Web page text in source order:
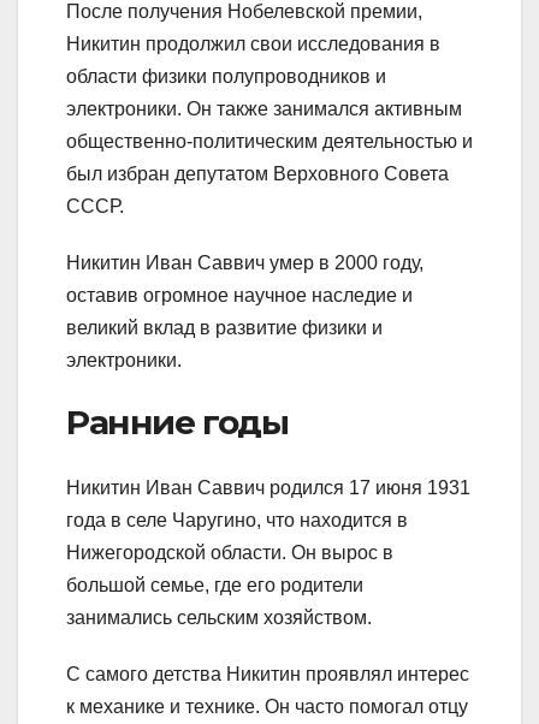
После получения Нобелевской премии,
Никитин продолжил свои исследования в
области физики полупроводников и
электроники. Он также занимался активным
общественно-политическим деятельностью и
был избран депутатом Верховного Совета
СССР.
Никитин Иван Саввич умер в 2000 году,
оставив огромное научное наследие и
великий вклад в развитие физики и
электроники.
Ранние годы
Никитин Иван Саввич родился 17 июня 1931
года в селе Чаругино, что находится в
Нижегородской области. Он вырос в
большой семье, где его родители
занимались сельским хозяйством.
С самого детства Никитин проявлял интерес
к механике и технике. Он часто помогал отцу